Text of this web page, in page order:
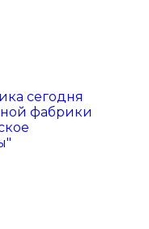
сегодня
фабрики